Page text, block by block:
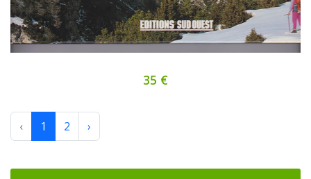
35 €
‹ 1 2 ›